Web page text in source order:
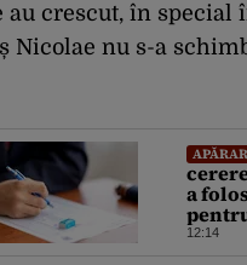
au crescut, în
Nicolae nu s-a
a
12:14